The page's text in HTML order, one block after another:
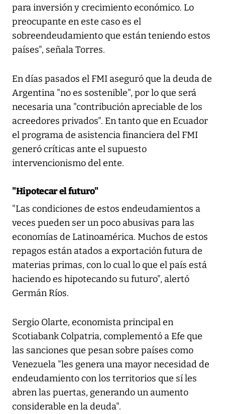
para inversión y crecimiento económico. Lo
preocupante en este caso es el
sobreendeudamiento que están teniendo estos
países", señala Torres.
En días pasados el FMI aseguró que la deuda de
Argentina "no es sostenible", por lo que será
necesaria una "contribución apreciable de los
acreedores privados". En tanto que en Ecuador
el programa de asistencia financiera del FMI
generó críticas ante el supuesto
intervencionismo del ente.
"Hipotecar el futuro"
"Las condiciones de estos endeudamientos a
veces pueden ser un poco abusivas para las
economías de Latinoamérica. Muchos de estos
repagos están atados a exportación futura de
materias primas, con lo cual lo que el país está
haciendo es hipotecando su futuro", alertó
Germán Ríos.
Sergio Olarte, economista principal en
Scotiabank Colpatria, complementó a Efe que
las sanciones que pesan sobre países como
Venezuela "les genera una mayor necesidad de
endeudamiento con los territorios que sí les
abren las puertas, generando un aumento
considerable en la deuda".